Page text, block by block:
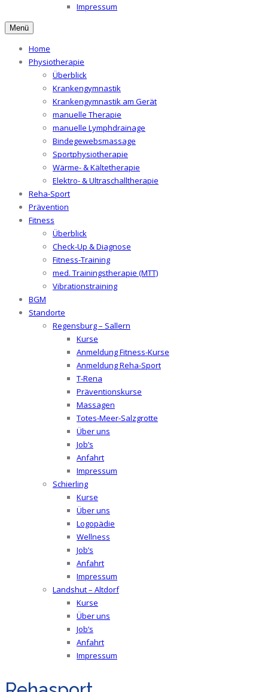
Impressum
Menü
Home
Physiotherapie
Überblick
Krankengymnastik
Krankengymnastik am Gerät
manuelle Therapie
manuelle Lymphdrainage
Bindegewebsmassage
Sportphysiotherapie
Wärme- & Kältetherapie
Elektro- & Ultraschalltherapie
Reha-Sport
Prävention
Fitness
Überblick
Check-Up & Diagnose
Fitness-Training
med. Trainingstherapie (MTT)
Vibrationstraining
BGM
Standorte
Regensburg – Sallern
Kurse
Anmeldung Fitness-Kurse
Anmeldung Reha-Sport
T-Rena
Präventionskurse
Massagen
Totes-Meer-Salzgrotte
Über uns
Job’s
Anfahrt
Impressum
Schierling
Kurse
Über uns
Logopädie
Wellness
Job’s
Anfahrt
Impressum
Landshut – Altdorf
Kurse
Über uns
Job’s
Anfahrt
Impressum